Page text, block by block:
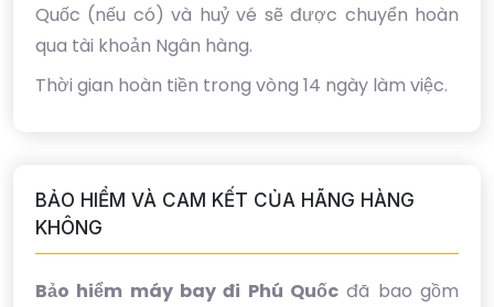
Quốc (nếu có) và huỷ vé sẽ được chuyển hoàn
qua tài khoản Ngân hàng.
Thời gian hoàn tiền trong vòng 14 ngày làm việc.
BẢO HIỂM VÀ CAM KẾT CỦA HÃNG HÀNG
KHÔNG
Bảo hiểm máy bay đi Phú Quốc đã bao gồm